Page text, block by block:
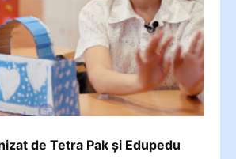
de Tetra Pak și Edupedu